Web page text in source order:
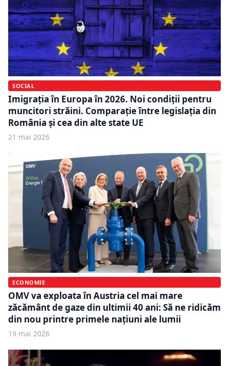
SOCIAL
Imigrația în Europa în 2026. Noi condiții pentru
muncitori străini. Comparație între legislația din
România și cea din alte state UE
21 mai 2026
ECONOMIE
OMV va exploata în Austria cel mai mare
zăcământ de gaze din ultimii 40 ani: Să ne ridicăm
din nou printre primele națiuni ale lumii
19 mai 2026